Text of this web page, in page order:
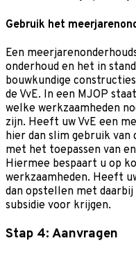
Gebruik het
Een
onderhoud en het in
bouwkundige
de VvE. In een MJOP
welke werkzaamheden
zijn. Heeft uw VvE een
hier dan slim gebruik
met het toepassen van
Hiermee bespaart u op
werkzaamheden. Heeft
dan opstellen met
subsidie voor krijgen.
Stap 4: Aanvragen